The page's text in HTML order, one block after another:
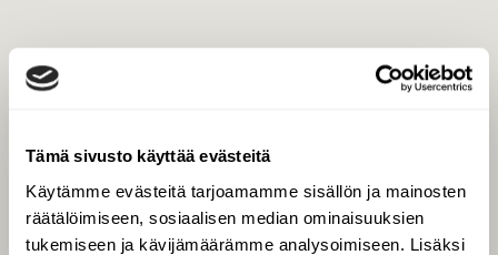
Tämä sivusto käyttää evästeitä
Käytämme evästeitä tarjoamamme sisällön ja mainosten
räätälöimiseen, sosiaalisen median ominaisuuksien
tukemiseen ja kävijämäärämme analysoimiseen. Lisäksi
Tilaa digilukuoikeus
Äänestä parasta juttua
Tilaa uutiskirje